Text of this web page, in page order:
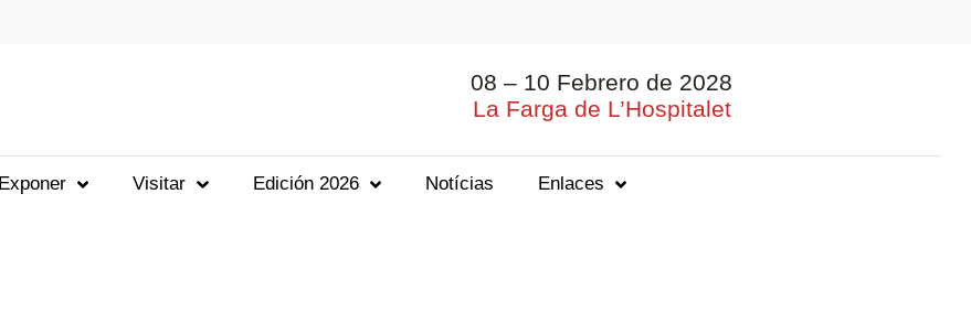
08 – 10 Febrero de 2028
La Farga de L’Hospitalet
Exponer Visitar Edición 2026 Notícias Enlaces